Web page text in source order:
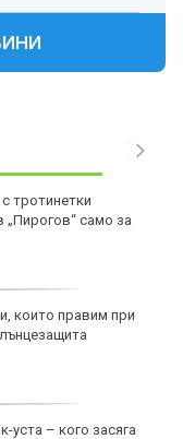
тротинетки
само за
които правим при
уста – кого засяга